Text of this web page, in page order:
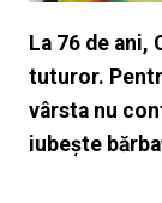
La 76 de ani,
tuturor.
vârsta nu
iubește